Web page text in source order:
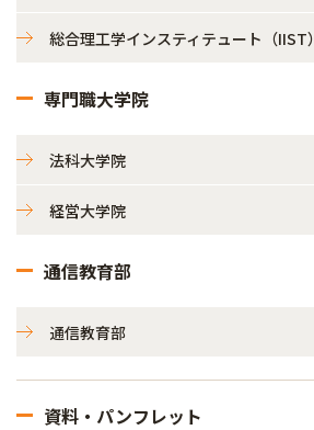
総合理工学インスティテュート（IIST）
専門職大学院
法科大学院
経営大学院
通信教育部
通信教育部
資料・パンフレット